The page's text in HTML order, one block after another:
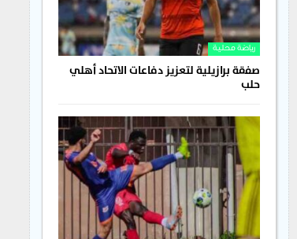
رياضة محلية
صفقة برازيلية لتعزيز دفاعات الاتحاد أهلي
حلب